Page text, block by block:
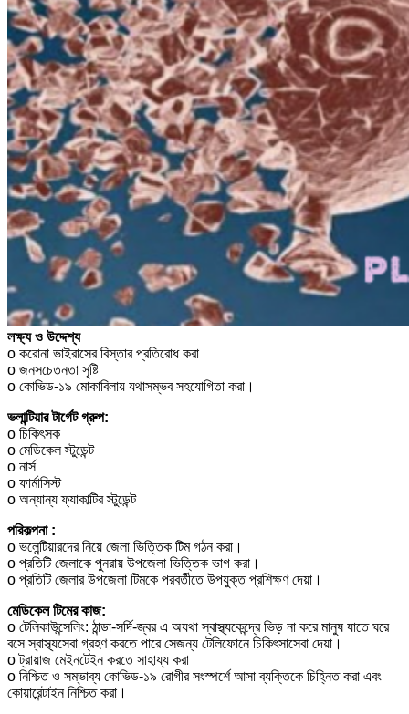
লক্ষ্য ও উদ্দেশ্য
o করোনা ভাইরাসের বিস্তার প্রতিরোধ করা
o জনসচেতনতা সৃষ্টি
o কোভিড-১৯ মোকাবিলায় যথাসম্ভব সহযোগিতা করা।
ভলান্টিয়ার টার্গেট গ্রুপ:
o চিকিৎসক
o মেডিকেল স্টুডেন্ট
o নার্স
o ফার্মাসিস্ট
o অন্যান্য ফ্যাকাল্টির স্টুডেন্ট
পরিকল্পনা :
o ভলেন্টিয়ারদের নিয়ে জেলা ভিত্তিক টিম গঠন করা।
o প্রতিটি জেলাকে পুনরায় উপজেলা ভিত্তিক ভাগ করা।
o প্রতিটি জেলার উপজেলা টিমকে পরবর্তীতে উপযুক্ত প্রশিক্ষণ দেয়া।
মেডিকেল টিমের কাজ:
o টেলিকাউন্সেলিং: ঠান্ডা-সর্দি-জ্বর এ অযথা স্বাস্থ্যকেন্দ্রে ভিড় না করে মানুষ যাতে ঘরে
বসে স্বাস্থ্যসেবা গ্রহণ করতে পারে সেজন্য টেলিফোনে চিকিৎসাসেবা দেয়া।
o ট্রায়াজ মেইনটেইন করতে সাহায্য করা
o নিশ্চিত ও সম্ভাব্য কোভিড-১৯ রোগীর সংস্পর্শে আসা ব্যক্তিকে চিহ্নিত করা এবং
কোয়ারেন্টাইন নিশ্চিত করা।